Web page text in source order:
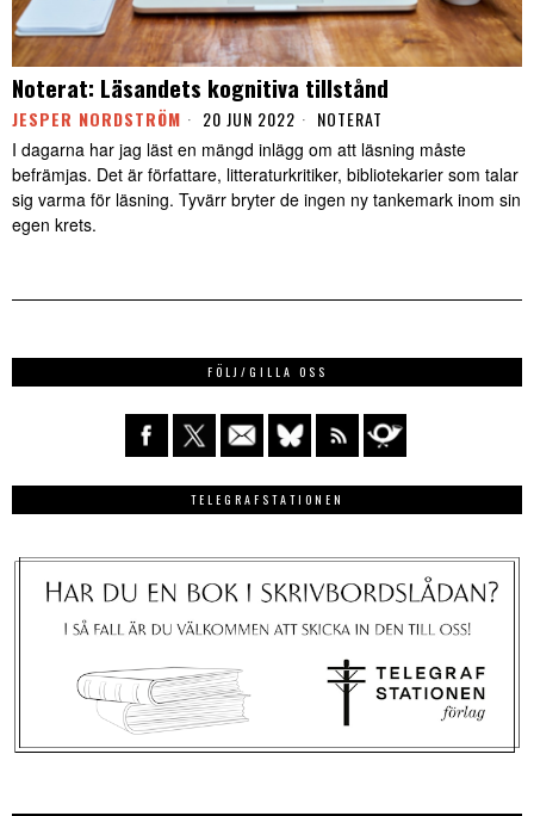
Noterat: Läsandets kognitiva tillstånd
JESPER NORDSTRÖM 20 JUN 2022 NOTERAT
I dagarna har jag läst en mängd inlägg om att läsning måste
befrämjas. Det är författare, litteraturkritiker, bibliotekarier som talar
sig varma för läsning. Tyvärr bryter de ingen ny tankemark inom sin
egen krets.
FÖLJ/GILLA OSS
TELEGRAFSTATIONEN